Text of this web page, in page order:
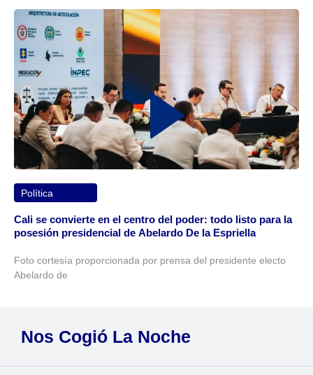
Política
Cali se convierte en el centro del poder: todo listo para la
posesión presidencial de Abelardo De la Espriella
Foto cortesía proporcionada por prensa del presidente electo
Abelardo de
Nos Cogió La Noche